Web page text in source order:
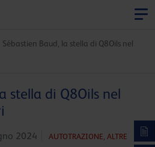
Sébastien Baud, la stella di Q8Oils nel
stella di Q8Oils nel
2024 AUTOTRAZIONE, ALTRE